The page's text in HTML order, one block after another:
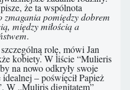
że ta wspólnota
pomiędzy dobrem
między miłością a
.
rolę, mówi Jan
kobiety. W liście “Mulieris
na nowo odkryły swoje
– poświęcił Papież
W „Muliris dignitatem”